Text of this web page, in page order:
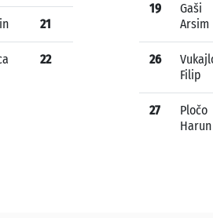
21
22
19
Gaši
Arsim
26
Filip
27
Pločo
Harun